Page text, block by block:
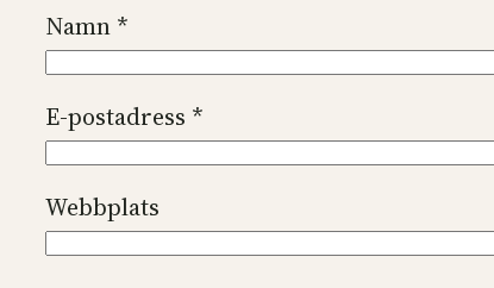
Namn *
E-postadress *
Webbplats